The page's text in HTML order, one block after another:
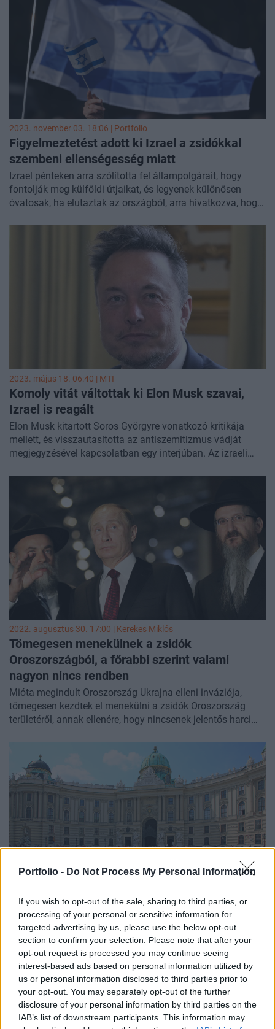
Portfolio - Do Not Process My Personal Information
If you wish to opt-out of the sale, sharing to third parties, or
processing of your personal or sensitive information for
targeted advertising by us, please use the below opt-out
section to confirm your selection. Please note that after your
opt-out request is processed you may continue seeing
interest-based ads based on personal information utilized by
us or personal information disclosed to third parties prior to
your opt-out. You may separately opt-out of the further
disclosure of your personal information by third parties on the
IAB’s list of downstream participants. This information may
2023. november 03. 18:06 | Portfolio
Figyelmeztetést adott ki Izrael a zsidókkal
szembeni ellenségesség miatt
Izrael pénteken arra szólította fel állampolgárait, hogy
fontolják meg külföldi útjaikat, és legyenek különösen
óvatosak, ha elutaztak az országból, arra hivatkozva, hogy
miatt megnőtt a zsidókkal és az izraeliekkel szembeni
ellenségesség, írja a Reuters.
2023. május 18. 06:40 | MTI
Komoly vitát váltottak ki Elon Musk szavai,
Izrael is reagált
Elon Musk kitartott Soros Györgyre vonatkozó kritikája
mellett, és visszautasította az antiszemitizmus vádját
megjegyzésével kapcsolatban egy interjúban. Az izraeli
Elon Musk megjegyzését "antiszemita ízűnek" nevezte.
2022. augusztus 30. 17:00 | Kerekes Miklós
Tömegesen menekülnek a zsidók
Oroszországból, a főrabbi szerint valami
nagyon nincs rendben
Mióta megindult Oroszország Ukrajna elleni inváziója,
tömegesen kezdtek el menekülni a zsidók Oroszország
területéről, annak ellenére, hogy nincsenek jelentős harci
minimálisan érzi csak a háború súlyát. Elhagyta az
országot többek közt Pinchas Goldschmidt is, Moszkva
főrabbija, aki Magyarországon keresztül távozott. Egyelőre
a zsidó közösséget célzó, diszkriminatív intézkedéseknek
nincs nyoma Oroszországban, viszont a politikai
nyomásgyakorlás egyre nagyobb, ami jól látszik
Goldschmidt távozása mellett a Zsidó Ügynökséggel
szembeni intézkedéseken is.
2022. június 27. 20:46 | MTI
Bombafenyegetéseket jelentettek Ausztriában
- Az ukrajnai háború is megjelent az
üzenetekben
Számos bombafenyegetés érkezett be hétfőn a bécsi, a
grazi, és a St. Pölten-i bíróságokhoz, az osztrák zsidó
közösséghez, valamint a fővárosi iskolákhoz - közölte az
osztrák belügyminisztérium.